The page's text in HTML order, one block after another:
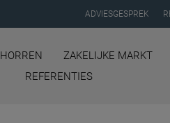
ADVIESGESPREK
HORREN ZAKELIJKE MARKT
REFERENTIES